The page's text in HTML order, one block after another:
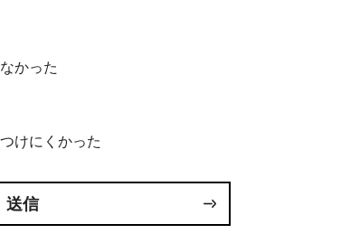
かった
けにくかった